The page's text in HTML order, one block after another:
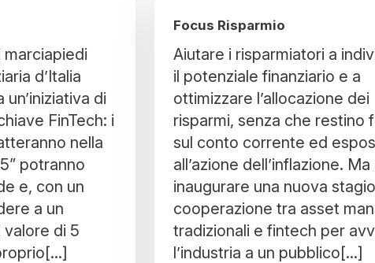
marciapiedi
d’Italia
di
FinTech: i
nella
potranno
e, con un
a un
di 5
Focus Risparmio
Aiutare i risparmiatori a
il potenziale finanziario e a
ottimizzare l’allocazione dei
risparmi, senza che restino
sul conto corrente ed
all’azione dell’inflazione.
inaugurare una nuova
cooperazione tra asset
tradizionali e fintech per
l’industria a un pubblico[...]